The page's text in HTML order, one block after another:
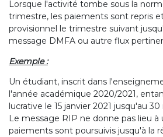
Lorsque l'activité tombe sous la
trimestre, les paiements sont repris
provisionnel le trimestre suivant
message DMFA ou autre flux
Exemple :
Un étudiant, inscrit dans
l'année académique 2020/2021,
lucrative le 15 janvier 2021 jusqu'au 30
Le message RIP ne donne pas lieu à
paiements sont poursuivis jusqu'à la